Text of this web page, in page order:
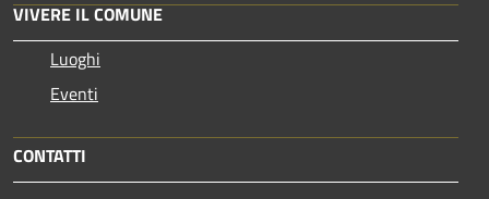
VIVERE IL COMUNE
Luoghi
Eventi
CONTATTI